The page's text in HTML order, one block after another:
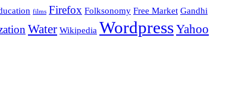
films Firefox Folksonomy Free Market Gandhi
Water Wikipedia WordpressYahoo